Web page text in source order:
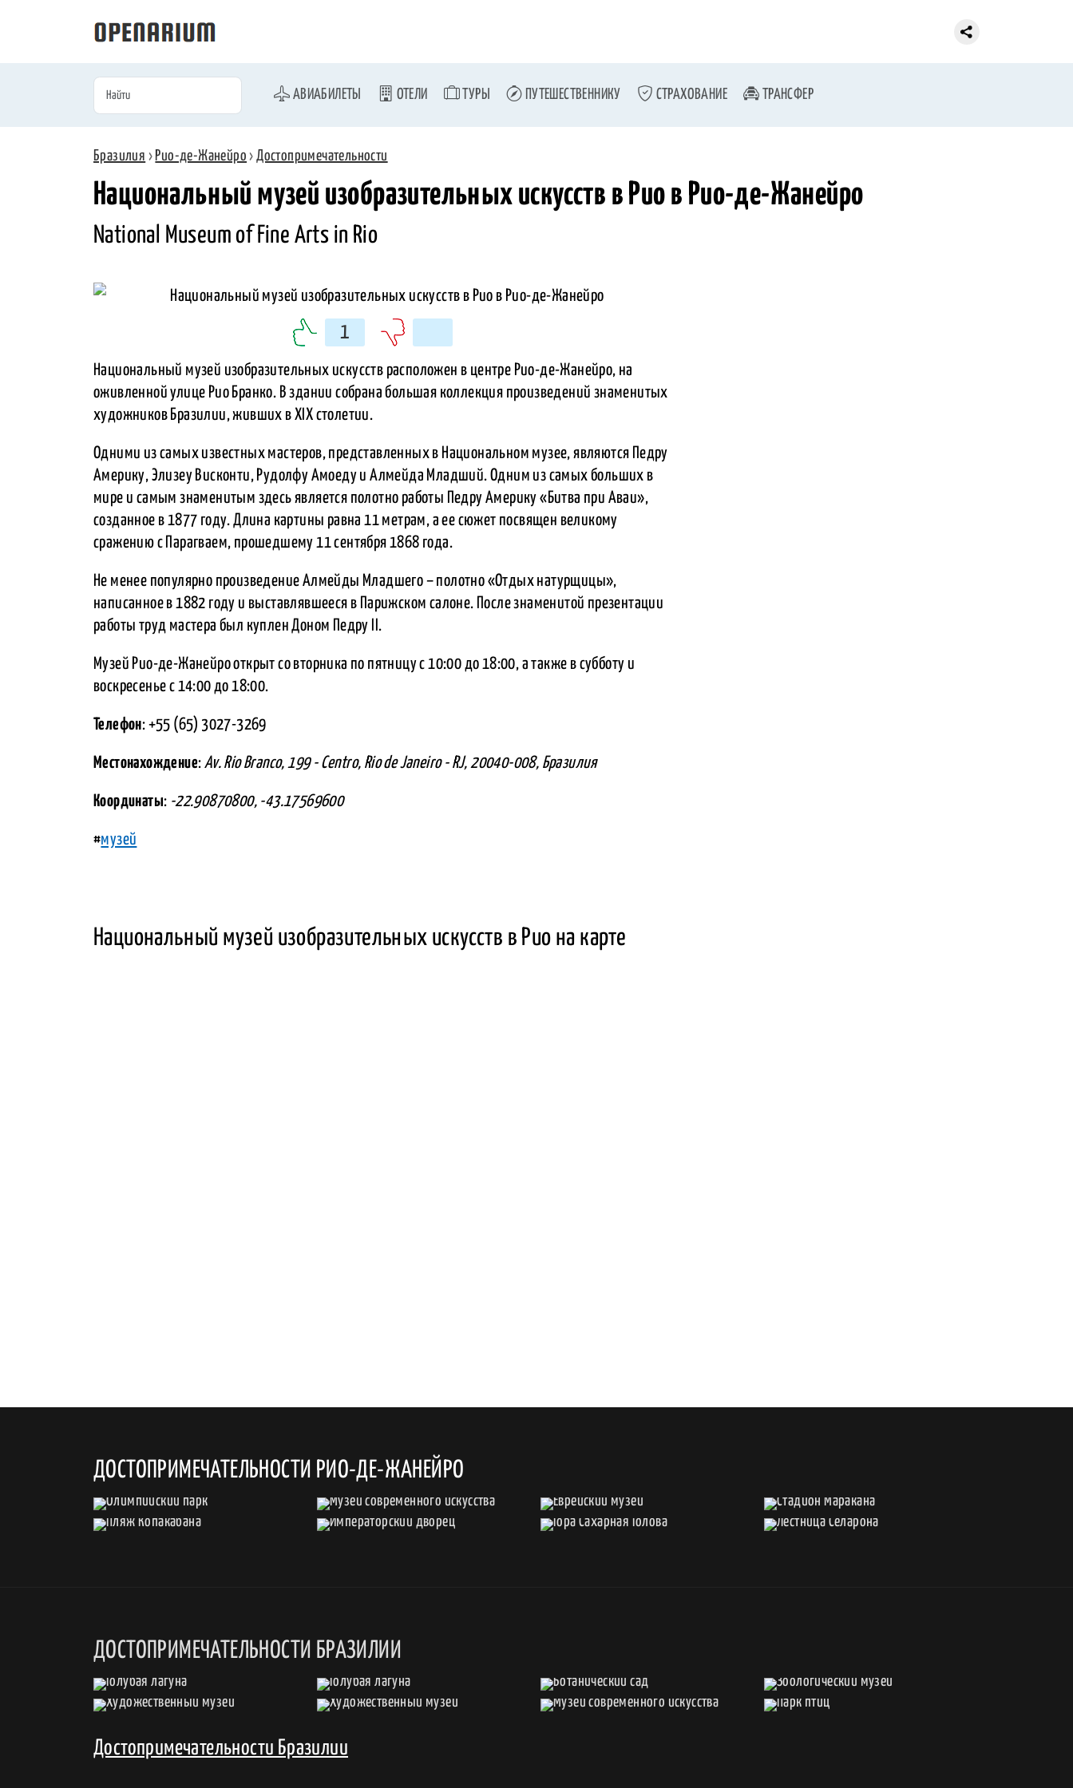
АВИАБИЛЕТЫ ОТЕЛИ ТУРЫ ПУТЕШЕСТВЕННИКУ СТРАХОВАНИЕ ТРАНСФЕР
Бразилия › Рио-де-Жанейро ›Достопримечательности
Национальный музей изобразительных искусств в Рио в Рио-де-Жанейро
National Museum of Fine Arts in Rio
1
Национальный музей изобразительных искусств расположен в центре Рио-де-Жанейро, на
оживленной улице Рио Бранко. В здании собрана большая коллекция произведений знаменитых
художников Бразилии, живших в XIX столетии.
Одними из самых известных мастеров, представленных в Национальном музее, являются Педру
Америку, Элизеу Висконти, Рудолфу Амоеду и Алмейда Младший. Одним из самых больших в
мире и самым знаменитым здесь является полотно работы Педру Америку «Битва при Аваи»,
созданное в 1877 году. Длина картины равна 11 метрам, а ее сюжет посвящен великому
сражению с Парагваем, прошедшему 11 сентября 1868 года.
Не менее популярно произведение Алмейды Младшего – полотно «Отдых натурщицы»,
написанное в 1882 году и выставлявшееся в Парижском салоне. После знаменитой презентации
работы труд мастера был куплен Доном Педру II.
Музей Рио-де-Жанейро открыт со вторника по пятницу с 10:00 до 18:00, а также в субботу и
воскресенье с 14:00 до 18:00.
Телефон: +55 (65) 3027-3269
Местонахождение: Av. Rio Branco, 199 - Centro, Rio de Janeiro - RJ, 20040-008, Бразилия
Координаты: -22.90870800, -43.17569600
#музей
Национальный музей изобразительных искусств в Рио на карте
ДОСТОПРИМЕЧАТЕЛЬНОСТИ РИО-ДЕ-ЖАНЕЙРО
ДОСТОПРИМЕЧАТЕЛЬНОСТИ БРАЗИЛИИ
Достопримечательности Бразилии